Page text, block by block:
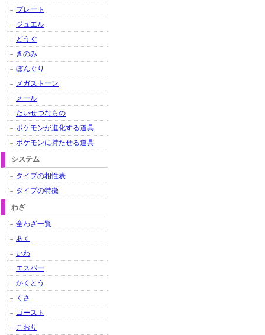
プレート
ジュエル
どうぐ
きのみ
ぼんぐり
メガストーン
メール
たいせつなもの
ポケモンが進化する道具
ポケモンに持たせる道具
システム
タイプの相性表
タイプの特徴
わざ
全わざ一覧
あく
いわ
エスパー
かくとう
くさ
ゴースト
こおり